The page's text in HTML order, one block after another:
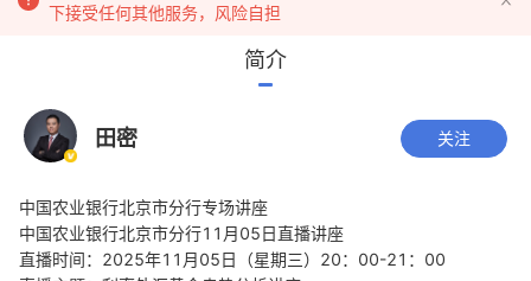
下接受任何其他服务，风险自担
简介
田密 关注
中国农业银行北京市分行专场讲座
中国农业银行北京市分行11月05日直播讲座
直播时间：2025年11月05日（星期三）20：00-21：00